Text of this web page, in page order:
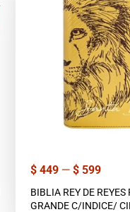
Precio
$ 449 — $ 599
BIBLIA REY DE
GRANDE C/INDICE/